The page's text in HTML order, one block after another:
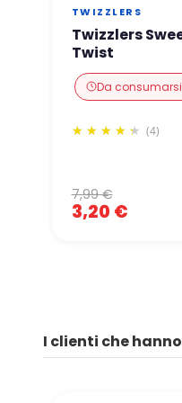
TWIZZLERS
Twizzlers
Twist
Da consumarsi
(4)
3,20 €
7,99 €
I clienti che